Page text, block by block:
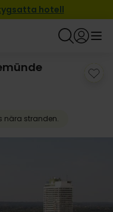
hotell
nära stranden.